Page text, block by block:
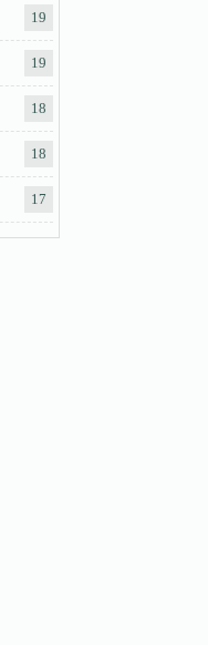
19
19
18
18
17